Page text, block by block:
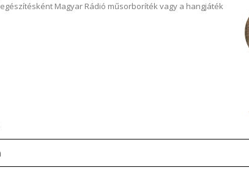
Magyar Rádió műsorboríték vagy a hangjáték